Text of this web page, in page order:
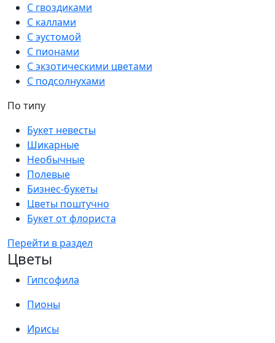
С гвоздиками
С каллами
С эустомой
С пионами
С экзотическими цветами
С подсолнухами
По типу
Букет невесты
Шикарные
Необычные
Полевые
Бизнес-букеты
Цветы поштучно
Букет от флориста
Перейти в раздел
Цветы
Гипсофила
Пионы
Ирисы